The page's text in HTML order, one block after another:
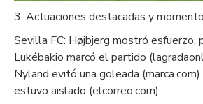
3. Actuaciones destacadas y
Sevilla FC: Højbjerg mostró esfuerzo,
Lukébakio marcó el partido
Nyland evitó una goleada
estuvo aislado (elcorreo.com).